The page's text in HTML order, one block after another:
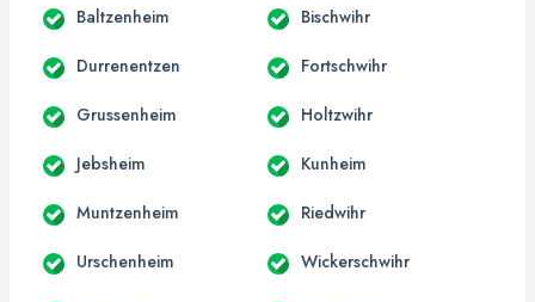
Baltzenheim Bischwihr
Durrenentzen Fortschwihr
Grussenheim Holtzwihr
Jebsheim Kunheim
Muntzenheim Riedwihr
Urschenheim Wickerschwihr